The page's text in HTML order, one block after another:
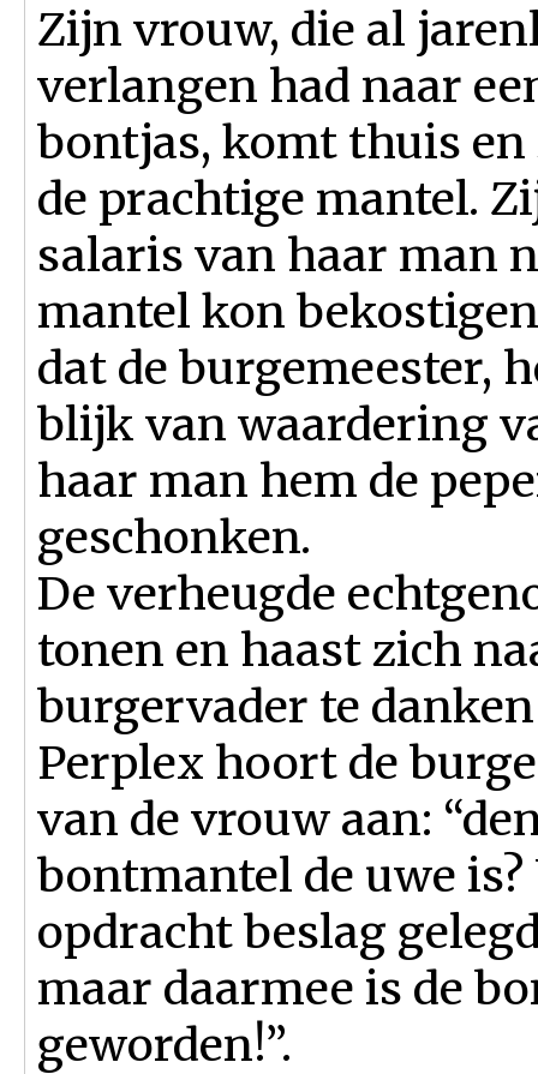
Zijn vrouw, die al
verlangen had naar
bontjas, komt thuis
de prachtige mantel.
salaris van haar man
mantel kon
dat de burgemeester,
blijk van waardering
haar man hem de
geschonken.
De verheugde
tonen en haast zich
burgervader te
Perplex hoort de
van de vrouw aan:
bontmantel de uwe
opdracht beslag
maar daarmee is de
geworden!”.